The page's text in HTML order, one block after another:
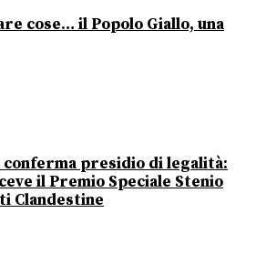
cose… il Popolo Giallo, una
presidio di legalità:
il Premio Speciale Stenio
Clandestine